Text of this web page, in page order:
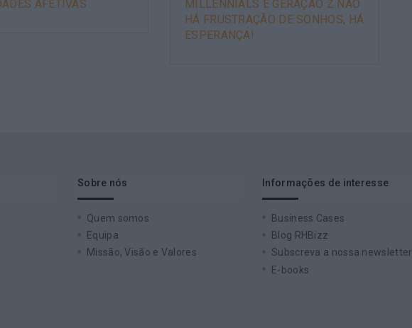
AFETIVAS
MILLENNIALS E GERAÇÃO Z NÃO
HÁ FRUSTRAÇÃO DE SONHOS, HÁ
ESPERANÇA!
Sobre nós
Quem somos
Equipa
Missão, Visão e Valores
Informações de interesse
Business Cases
Blog RHBizz
Subscreva a nossa newsletter
E-books